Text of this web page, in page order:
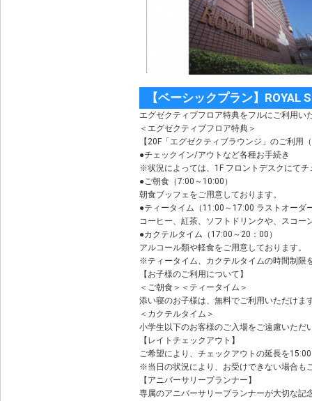
【ベーシックプラン】
エグゼクティブフロア特典をフルにご利用い
＜エグゼクティブフロア特典＞
【20F「エグゼクティブラウンジ」のご利用
●チェックイン/アウトなど各種お手続き
※状況によっては、1F フロントデスクにて
●ご朝食（7:00～10:00）
朝食ブッフェをご用意しております。
●ティータイム（11:00～17:00 ラストオーダ
コーヒー、紅茶、ソフトドリンクや、スコ
●カクテルタイム（17:00～20：00）
アルコール類や軽食をご用意しております。
※ティータイム、カクテルタイムの時間制限
【お子様のご利用について】
＜ご朝食＞＜ティータイム＞
添い寝のお子様は、無料でご利用いただけま
＜カクテルタイム＞
小学生以下のお客様のご入場をご遠慮いただ
【レイトチェックアウト】
ご希望により、チェックアウトの延長を
※当日の状況により、お受けできない場合も
【アニバーサリープランナー】
専属のアニバーサリープランナーが大切な記